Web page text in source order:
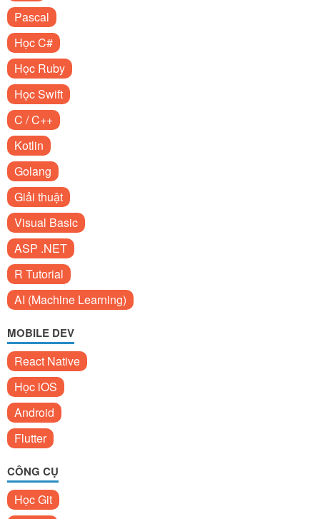
Pascal
Học C#
Học Ruby
Học Swift
C / C++
Kotlin
Golang
Giải thuật
Visual Basic
ASP .NET
R Tutorial
AI (Machine Learning)
MOBILE DEV
React Native
Học iOS
Android
Flutter
CÔNG CỤ
Học Git